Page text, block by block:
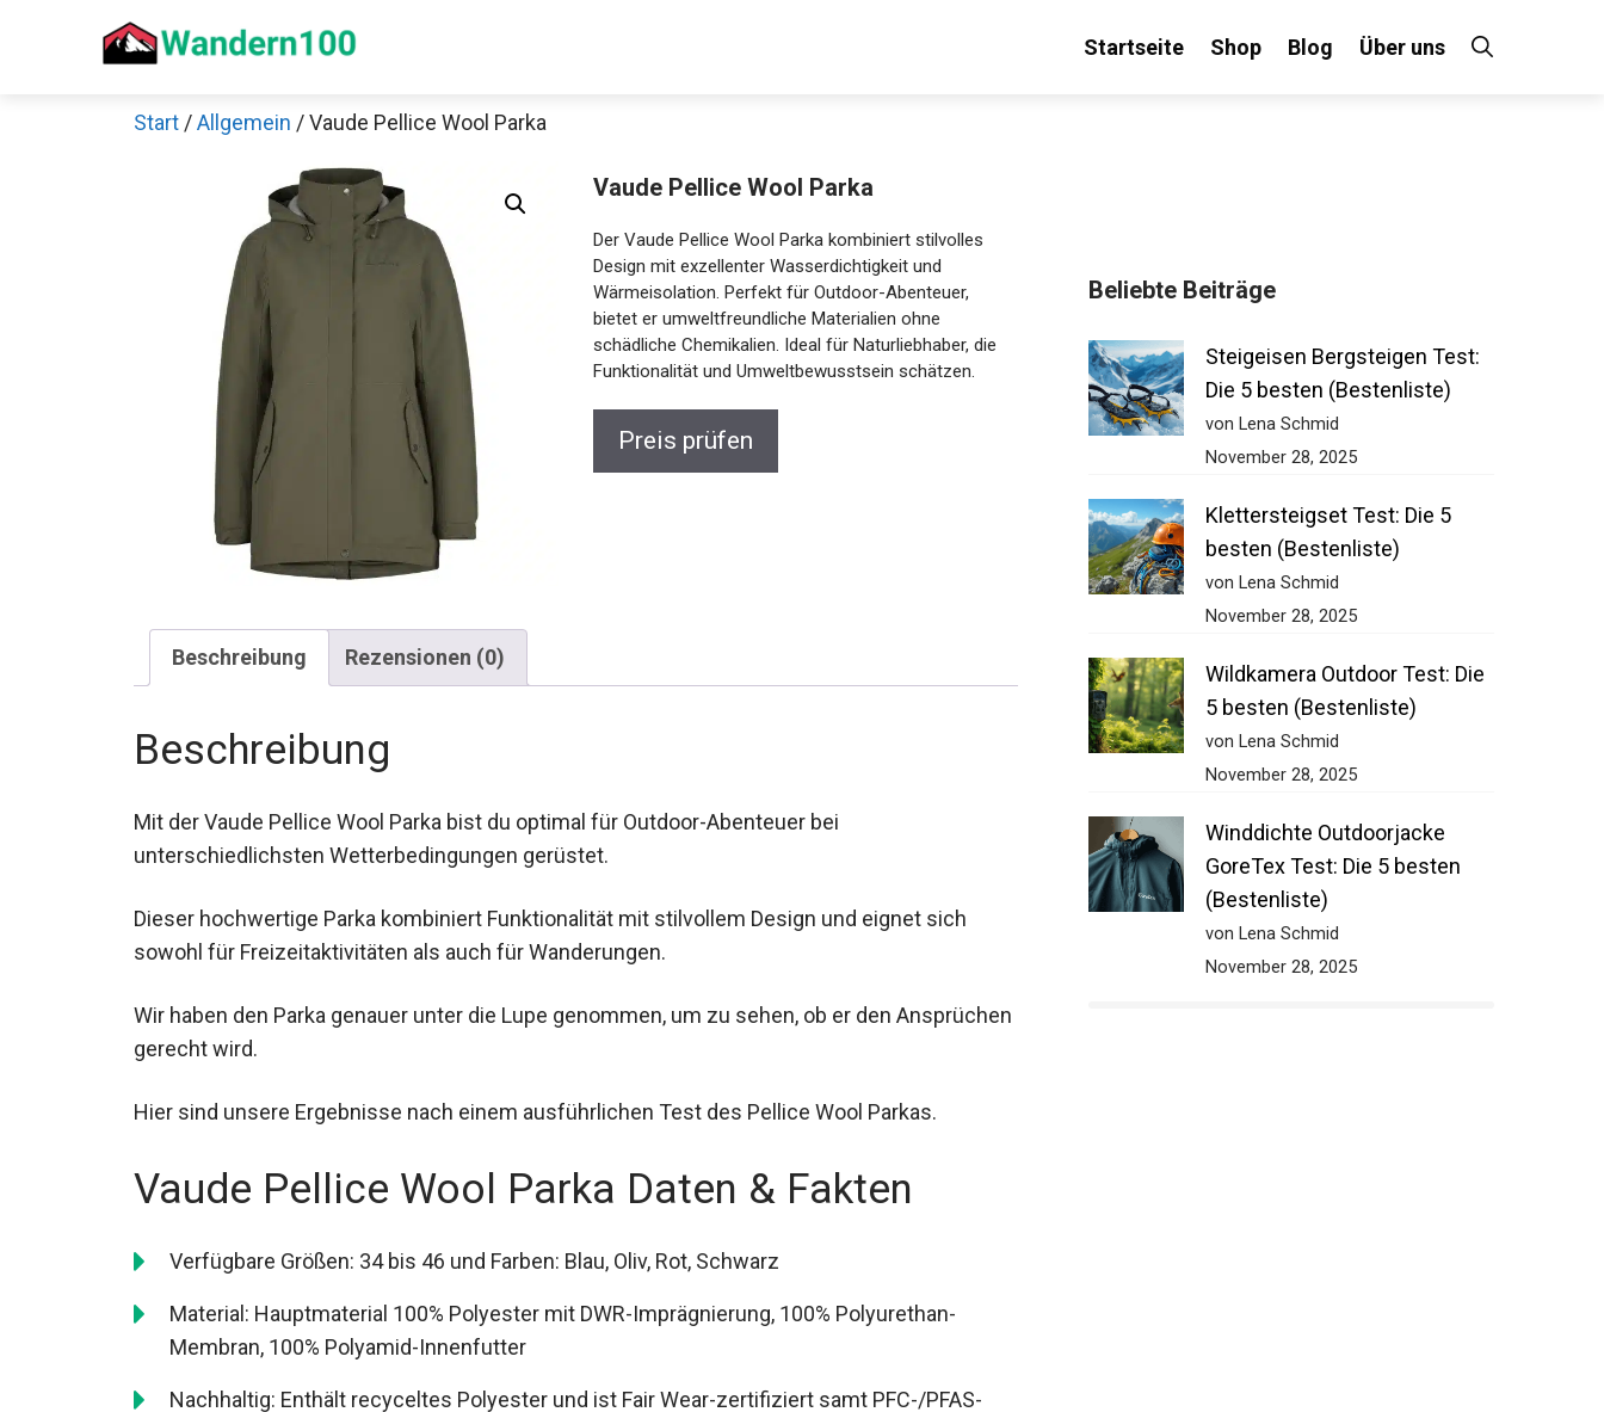
Startseite Shop Blog Über uns
Start /Allgemein / Vaude Pellice Wool Parka
Vaude Pellice Wool Parka
Der Vaude Pellice Wool Parka kombiniert stilvolles
Design mit exzellenter Wasserdichtigkeit und
Wärmeisolation. Perfekt für Outdoor-Abenteuer,
bietet er umweltfreundliche Materialien ohne
schädliche Chemikalien. Ideal für Naturliebhaber, die
Funktionalität und Umweltbewusstsein schätzen.
Preis prüfen
Beschreibung Rezensionen (0)
Beschreibung
Mit der Vaude Pellice Wool Parka bist du optimal für Outdoor-Abenteuer bei
unterschiedlichsten Wetterbedingungen gerüstet.
Dieser hochwertige Parka kombiniert Funktionalität mit stilvollem Design und eignet sich
sowohl für Freizeitaktivitäten als auch für Wanderungen.
Wir haben den Parka genauer unter die Lupe genommen, um zu sehen, ob er den
Ansprüchen gerecht wird.
Hier sind unsere Ergebnisse nach einem ausführlichen Test des Pellice Wool Parkas.
Vaude Pellice Wool Parka Daten & Fakten
Verfügbare Größen: 34 bis 46 und Farben: Blau, Oliv, Rot, Schwarz
Material: Hauptmaterial 100% Polyester mit DWR-Imprägnierung, 100% Polyurethan-
Membran, 100% Polyamid-Innenfutter
Nachhaltig: Enthält recyceltes Polyester und ist Fair Wear-zertifiziert samt PFC-/PFAS-
Beliebte Beiträge
Steigeisen Bergsteigen Test:
Die 5 besten (Bestenliste)
von Lena Schmid
November 28, 2025
Klettersteigset Test: Die 5
besten (Bestenliste)
von Lena Schmid
November 28, 2025
Wildkamera Outdoor Test: Die
5 besten (Bestenliste)
von Lena Schmid
November 28, 2025
Winddichte Outdoorjacke
GoreTex Test: Die 5 besten
(Bestenliste)
von Lena Schmid
November 28, 2025
Decathlon Sale
Schaue dir jetzt die meistverkauften Produkte im Sale bei Decathlon an!
Jetzt anschauen